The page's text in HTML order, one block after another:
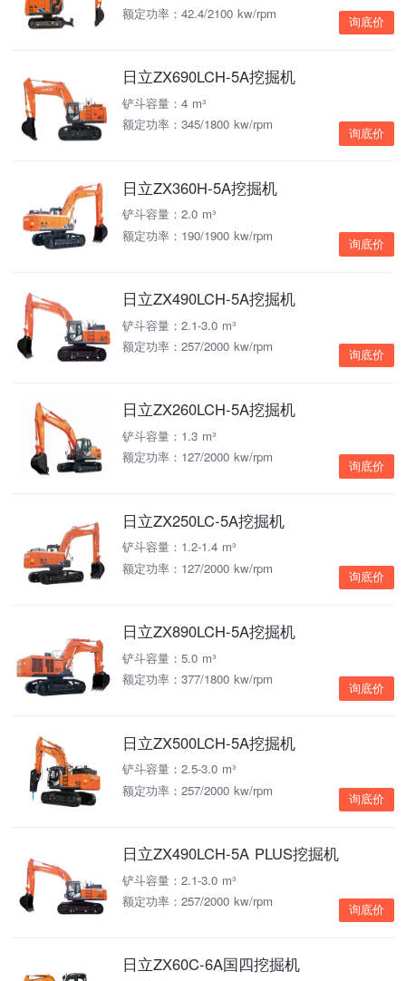
额定功率：42.4/2100 kw/rpm
询底价
日立ZX690LCH-5A挖掘机
铲斗容量：4 m³
额定功率：345/1800 kw/rpm
询底价
日立ZX360H-5A挖掘机
铲斗容量：2.0 m³
额定功率：190/1900 kw/rpm
询底价
日立ZX490LCH-5A挖掘机
铲斗容量：2.1-3.0 m³
额定功率：257/2000 kw/rpm
询底价
日立ZX260LCH-5A挖掘机
铲斗容量：1.3 m³
额定功率：127/2000 kw/rpm
询底价
日立ZX250LC-5A挖掘机
铲斗容量：1.2-1.4 m³
额定功率：127/2000 kw/rpm
询底价
日立ZX890LCH-5A挖掘机
铲斗容量：5.0 m³
额定功率：377/1800 kw/rpm
询底价
日立ZX500LCH-5A挖掘机
铲斗容量：2.5-3.0 m³
额定功率：257/2000 kw/rpm
询底价
日立ZX490LCH-5A PLUS挖掘机
铲斗容量：2.1-3.0 m³
额定功率：257/2000 kw/rpm
询底价
日立ZX60C-6A国四挖掘机